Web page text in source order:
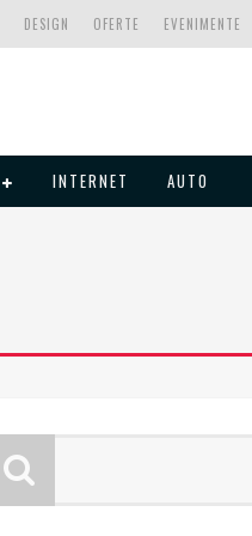
EVENIMENTE
OFERTE
DESIGN
INTERNET AUTO